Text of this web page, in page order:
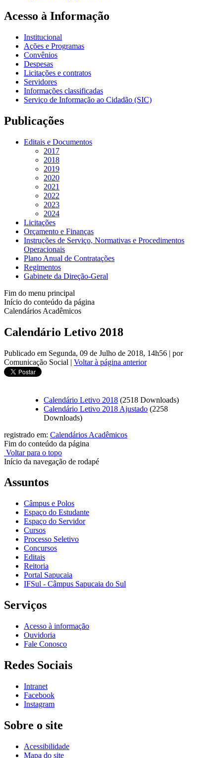
Acesso à Informação
Institucional
Ações e Programas
Convênios
Despesas
Licitações e contratos
Servidores
Informações classificadas
Serviço de Informação ao Cidadão (SIC)
Publicações
Editais e Documentos
2017
2018
2019
2020
2021
2022
2023
2024
Licitações
Orçamento e Finanças
Instruções de Serviço, Normativas e Procedimentos
Operacionais
Plano Anual de Contratações
Regimentos
Gabinete da Direção-Geral
Fim do menu principal
Início do conteúdo da página
Calendários Acadêmicos
Calendário Letivo 2018
Publicado em Segunda, 09 de Julho de 2018, 14h56 | por
Comunicação Social | Voltar à página anterior
Calendário Letivo 2018 (2518 Downloads)
Calendário Letivo 2018 Ajustado (2258
Downloads)
registrado em: Calendários Acadêmicos
Fim do conteúdo da página
Voltar para o topo
Início da navegação de rodapé
Assuntos
Câmpus e Polos
Espaço do Estudante
Espaço do Servidor
Cursos
Processo Seletivo
Concursos
Editais
Reitoria
Portal Sapucaia
IFSul - Câmpus Sapucaia do Sul
Serviços
Acesso à informação
Ouvidoria
Fale Conosco
Redes Sociais
Intranet
Facebook
Instagram
Sobre o site
Acessibilidade
Mapa do site